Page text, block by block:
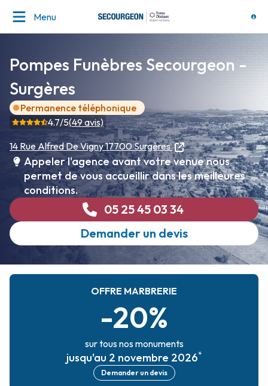
Menu
Pompes Funèbres Secourgeon -
Surgères
Permanence téléphonique
4.7/5(49avis)
14 Rue Alfred De Vigny17700 Surgères
05 25 45 03 34
Demander un devis
Appeler l'agence avant votre venue nous
permet de vous accueillir dans les meilleures
conditions.
OFFRE MARBRERIE
-20%
sur tous nos monuments
jusqu'au 2 novembre 2026*
Demander un devis